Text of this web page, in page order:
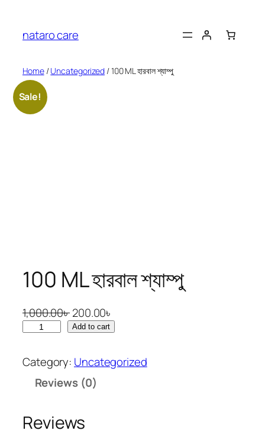
content
nataro care
Home/Uncategorized / 100 ML হারবাল শ্যাম্পু
Sale!
100 ML হারবাল শ্যাম্পু
1,000.00৳O
r
g
n
l
p
200.00৳
u
r
e
0
M
র
বা
Add to cart
Category: Uncategorized
Reviews (0)
Reviews